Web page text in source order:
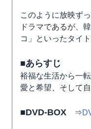
このように放映ず
ドラマであるが、
コ」といったタイ
■あらすじ
裕福な生活から一
愛と希望、そして
■DVD-BOX ⇒